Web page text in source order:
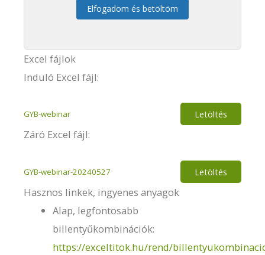
Elfogadom és betöltöm
Excel fájlok
Induló Excel fájl:
GYB-webinar Letöltés
Záró Excel fájl:
GYB-webinar-20240527 Letöltés
Hasznos linkek, ingyenes anyagok
Alap, legfontosabb
billentyűkombinációk:
https://exceltitok.hu/rend/